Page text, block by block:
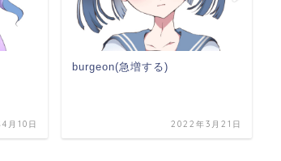
月10日
burgeon(急増する)
2022年3月21日